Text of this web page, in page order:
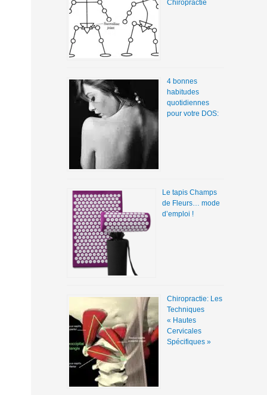
Chiropractie
4 bonnes
habitudes
quotidiennes
pour votre DOS:
Le tapis Champs
de Fleurs… mode
d’emploi !
Chiropractie: Les
Techniques
« Hautes
Cervicales
Spécifiques »